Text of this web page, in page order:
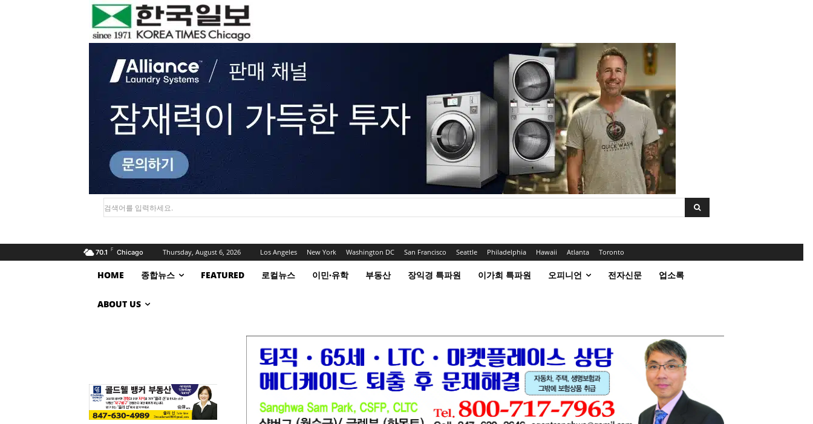
검색어를 입력하세요.
70.1 F Chicago Thursday, August 6, 2026 Los Angeles New York Washington DC San Francisco Seattle Philadelphia Hawaii Atlanta Toronto
HOME 종합뉴스 FEATURED 로컬뉴스 이민·유학 부동산 장익경 특파원 이가희 특파원 오피니언 전자신문 업소록
ABOUT US